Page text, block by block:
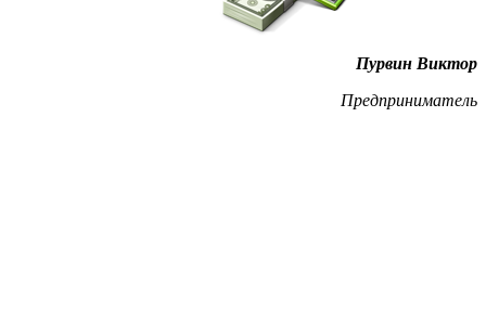
Пурвин Виктор
Предприниматель